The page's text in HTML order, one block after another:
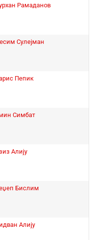
Рамаданов
Сулејман
Пепик
Симбат
Алију
Бислим
Алију